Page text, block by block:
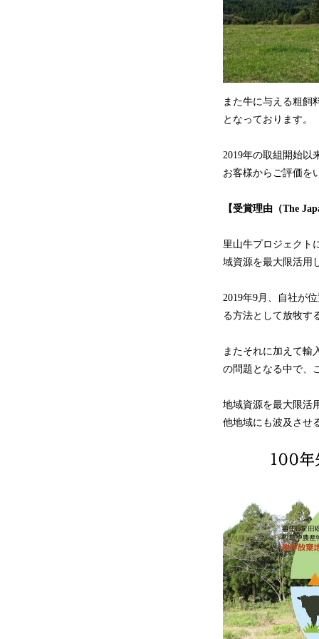
また牛に与える粗飼
となっております。
2019年の取組開始以
お客様からご評価を
【受賞理由（The
里山牛プロジェクト
域資源を最大限活用
2019年9月、自社が
る方法として放牧す
またそれに加えて輸
の問題となる中で、
地域資源を最大限活
他地域にも波及させ